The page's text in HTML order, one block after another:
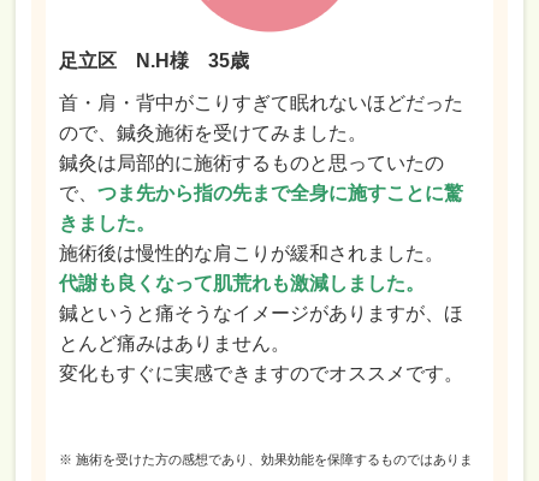
足立区 N.H様 35歳
首・肩・背中がこりすぎて眠れないほどだった
ので、鍼灸施術を受けてみました。
鍼灸は局部的に施術するものと思っていたの
で、つま先から指の先まで全身に施すことに驚
きました。
施術後は慢性的な肩こりが緩和されました。
代謝も良くなって肌荒れも激減しました。
鍼というと痛そうなイメージがありますが、ほ
とんど痛みはありません。
変化もすぐに実感できますのでオススメです。
※ 施術を受けた方の感想であり、効果効能を保障するものではありま